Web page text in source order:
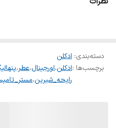
احترام مرجوع میشود.
دسته‌بندی: ادکلن
برچسب‌ها :ادکلن،اورجینال،عطر،
رایحه_شیرین،